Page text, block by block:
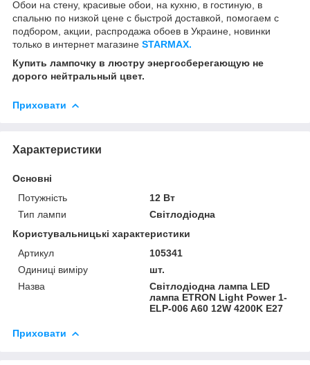
Обои на стену, красивые обои, на кухню, в гостиную, в
спальню по низкой цене с быстрой доставкой, помогаем с
подбором, акции, распродажа обоев в Украине, новинки
только в интернет магазине STARMAX.
Купить лампочку в люстру энергосберегающую не
дорого нейтральный цвет.
Приховати
Характеристики
Основні
Потужність
12 Вт
Тип лампи
Світлодіодна
Користувальницькі характеристики
Артикул
105341
Одиниці виміру
шт.
Назва
Світлодіодна лампа LED
лампа ETRON Light Power 1-
ELP-006 A60 12W 4200K E27
Приховати